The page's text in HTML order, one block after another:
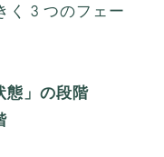
く 3 つのフェー
態」の段階